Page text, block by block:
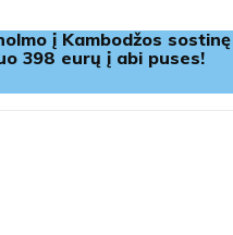
į Kambodžos sostinę
398 eurų į abi puses!